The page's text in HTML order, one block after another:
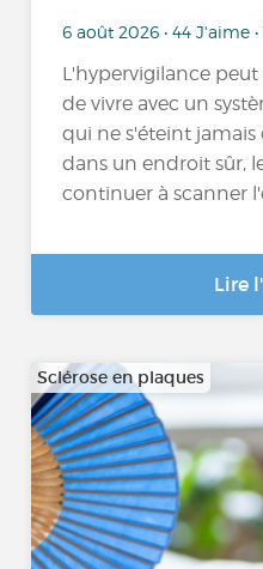
6 août 2026 • 44 J'aime
L'hypervigilance
de vivre avec un
qui ne s'éteint
dans un endroit sûr,
continuer à scanner
Lire
Sclérose en plaques